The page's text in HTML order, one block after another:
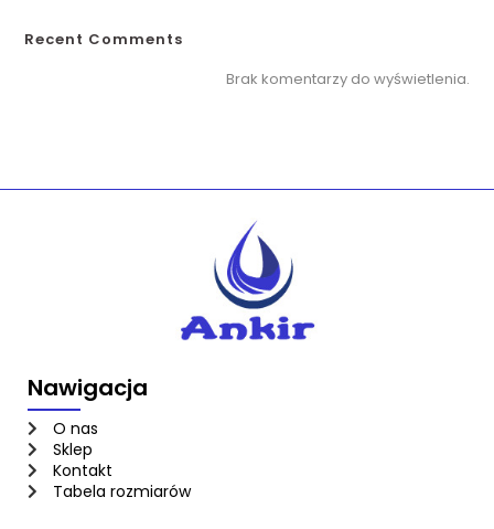
Recent Comments
Brak komentarzy do wyświetlenia.
Nawigacja
O nas
Sklep
Kontakt
Tabela rozmiarów